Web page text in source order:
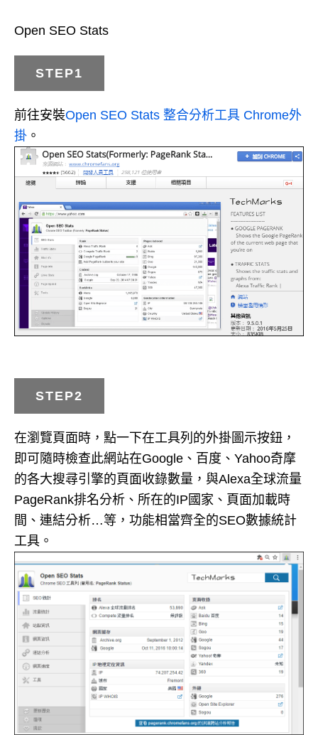
Open SEO Stats
STEP1
前往安裝Open SEO Stats 整合分析工具 Chrome外
掛 。
STEP2
在瀏覽頁面時，點一下在工具列的外掛圖示按鈕，
即可隨時檢查此網站在Google、百度、Yahoo奇摩
的各大搜尋引擎的頁面收錄數量，與Alexa全球流量
PageRank排名分析、所在的IP國家、頁面加載時
間、連結分析…等，功能相當齊全的SEO數據統計
工具。